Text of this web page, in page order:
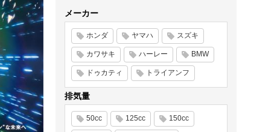
メーカー
ホンダ ヤマハ スズキ
カワサキ ハーレー BMW
ドゥカティ トライアンフ
排気量
50cc 125cc 150cc